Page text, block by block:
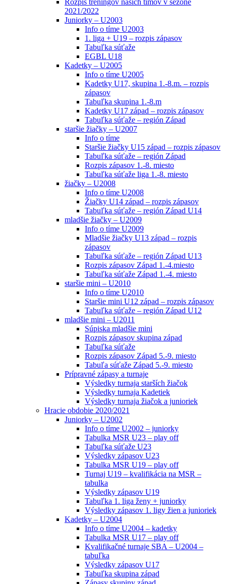
2021/2022
Juniorky – U2003
Info o tíme U2003
1. liga + U19 – rozpis zápasov
Tabuľka súťaže
EGBL U18
Kadetky – U2005
Info o tíme U2005
Kadetky U17, skupina 1.-8.m. – rozpis
zápasov
Tabuľka skupina 1.-8.m
Kadetky U17 západ – rozpis zápasov
Tabuľka súťaže – región Západ
staršie žiačky – U2007
Info o tíme
Staršie žiačky U15 západ – rozpis zápasov
Tabuľka súťaže – región Západ
Rozpis zápasov 1.-8. miesto
Tabuľka súťaže liga 1.-8. miesto
žiačky – U2008
Info o tíme U2008
Žiačky U14 západ – rozpis zápasov
Tabuľka súťaže – región Západ U14
mladšie žiačky – U2009
Info o tíme U2009
Mladšie žiačky U13 západ – rozpis
zápasov
Tabuľka súťaže – región Západ U13
Rozpis zápasov Západ 1.-4.miesto
Tabuľka súťaže Západ 1.-4. miesto
staršie mini – U2010
Info o tíme U2010
Staršie mini U12 západ – rozpis zápasov
Tabuľka súťaže – región Západ U12
mladšie mini – U2011
Súpiska mladšie mini
Rozpis zápasov skupina západ
Tabuľka súťaže
Rozpis zápasov Západ 5.-9. miesto
Tabuľa súťaže Západ 5.-9. miesto
Prípravné zápasy a turnaje
Výsledky turnaja starších žiačok
Výsledky turnaja Kadetiek
Výsledky turnaja žiačok a junioriek
Hracie obdobie 2020/2021
Juniorky – U2002
Info o tíme U2002 – juniorky
Tabulka MSR U23 – play off
Tabuľka súťaže U23
Výsledky zápasov U23
Tabulka MSR U19 – play off
Turnaj U19 – kvalifikácia na MSR –
tabulka
Výsledky zápasov U19
Tabuľka 1. liga ženy + juniorky
Výsledky zápasov 1. ligy žien a junioriek
Kadetky – U2004
Info o tíme U2004 – kadetky
Tabulka MSR U17 – play off
Kvalifikačné turnaje SBA – U2004 –
tabuľka
Výsledky zápasov U17
Tabuľka skupina západ